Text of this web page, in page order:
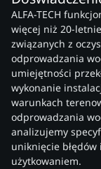
ALFA-TECH
więcej niż 20-
związanych z
odprowadzania
umiejętności
wykonanie
warunkach
odprowadzania
analizujemy
uniknięcie
użytkowaniem.